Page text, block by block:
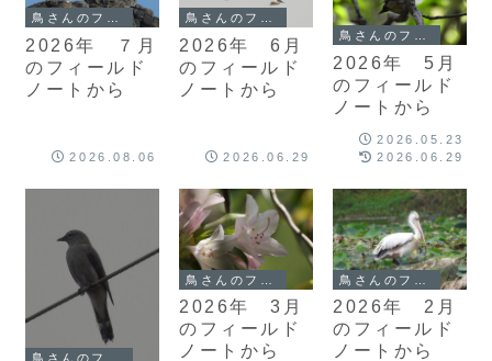
2026年 ７月
のフィールド
ノートから
2026.08.06
2026年 6月
のフィールド
ノートから
2026.06.29
2026年 5月
のフィールド
ノートから
2026.05.23
2026.06.29
2026年 3月
のフィールド
ノートから
2026年 2月
のフィールド
ノートから